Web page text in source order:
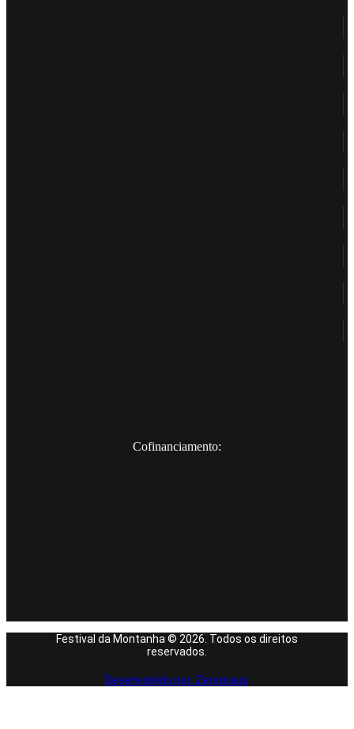
Cofinanciamento:
Festival da Montanha © 2026. Todos os direitos
reservados.
Desenvolvido por: Zerograus